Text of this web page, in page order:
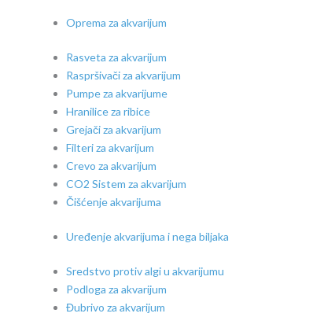
Oprema za akvarijum
Rasveta za akvarijum
Raspršivači za akvarijum
Pumpe za akvarijume
Hranilice za ribice
Grejači za akvarijum
Filteri za akvarijum
Crevo za akvarijum
CO2 Sistem za akvarijum
Čišćenje akvarijuma
Uređenje akvarijuma i nega biljaka
Sredstvo protiv algi u akvarijumu
Podloga za akvarijum
Đubrivo za akvarijum